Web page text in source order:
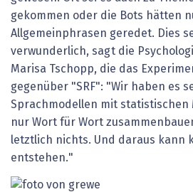
gekommen oder die Bots hätten
Allgemeinphrasen geredet. Dies
verwunderlich, sagt die
Marisa Tschopp, die das
gegenüber "SRF": "Wir haben es
Sprachmodellen mit statistischen
nur Wort für Wort
letztlich nichts. Und daraus kann
entstehen."